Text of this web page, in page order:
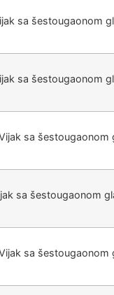
sa šestougaonom
sa šestougaonom
sa šestougaonom
sa šestougaonom
sa šestougaonom